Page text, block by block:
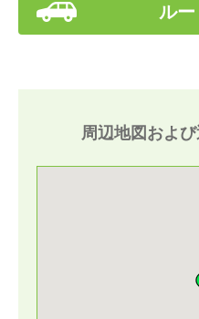
ル
周辺地図およ